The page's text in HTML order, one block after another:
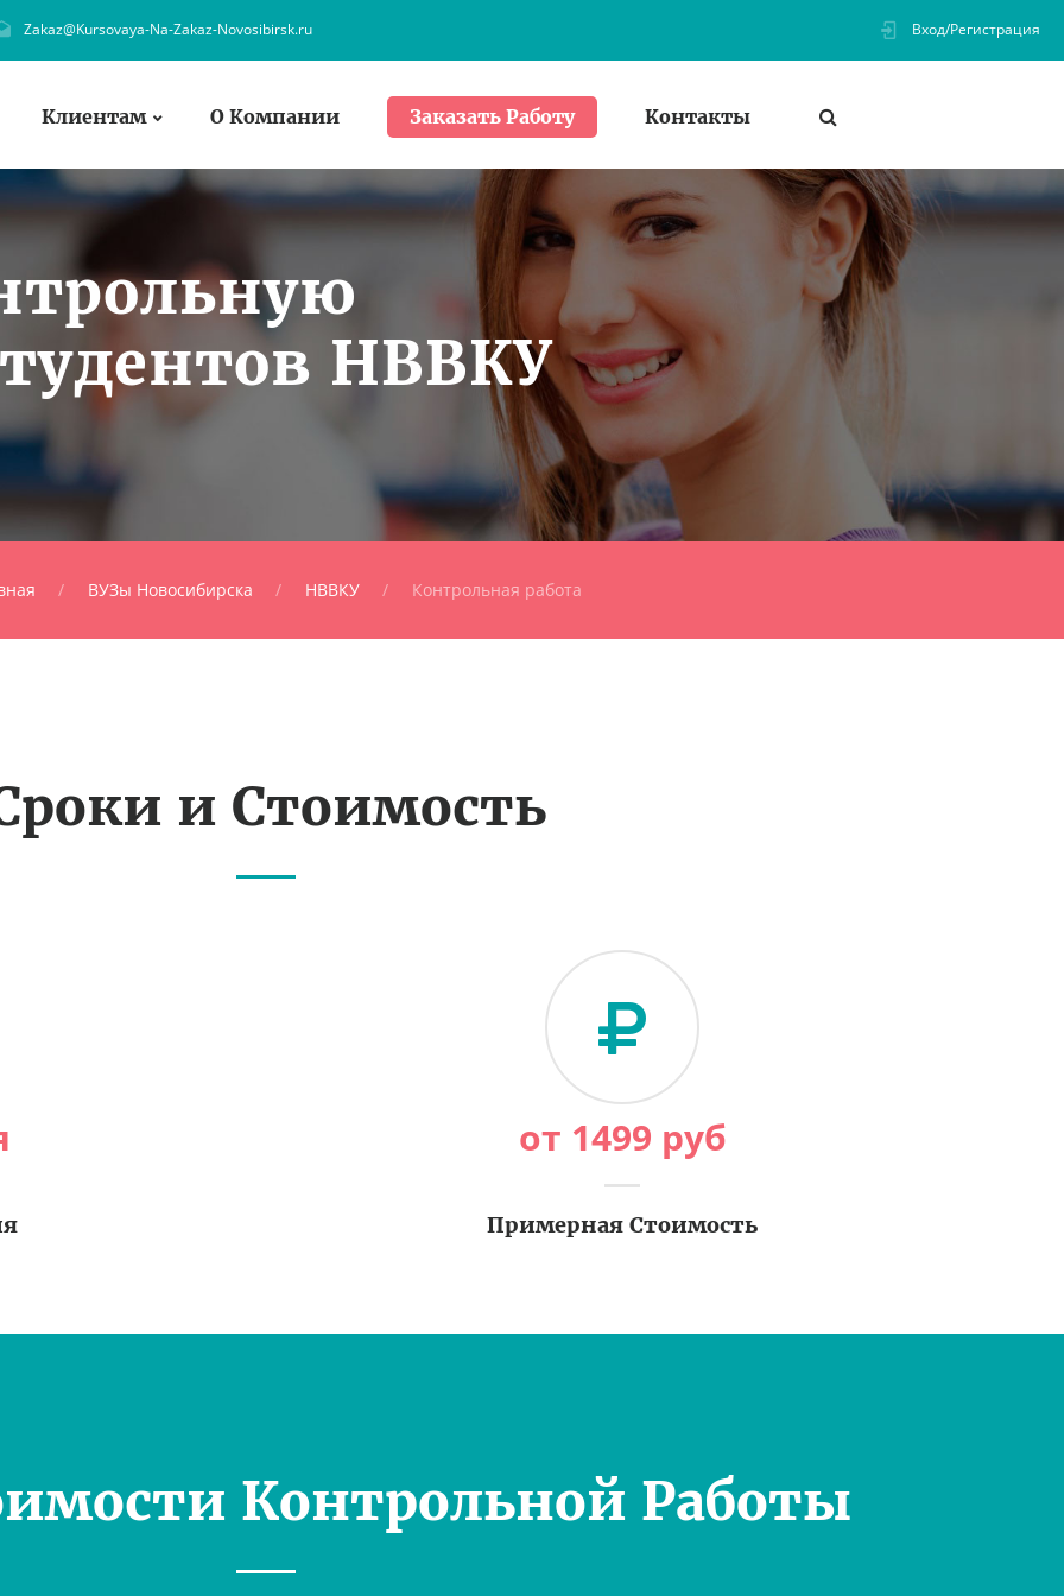
Zakaz@Kursovaya-Na-Zakaz-Novosibirsk.ru Вход/Регистрация
Клиентам О Компании Заказать Работу Контакты
НВВКУ
ВУЗы Новосибирска НВВКУ Контрольная работа
и Стоимость
от 1499 руб
Примерная Стоимость
Контрольной Работы